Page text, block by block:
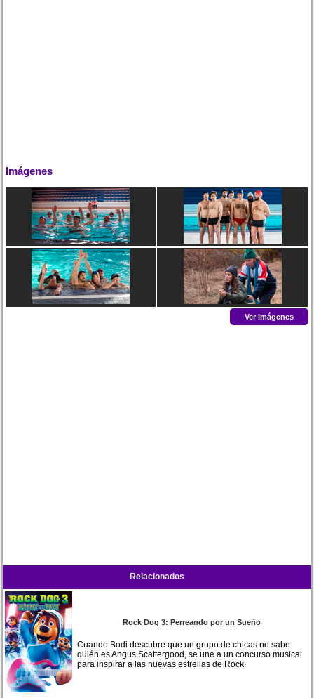
Imágenes
Ver Imágenes
Relacionados
Rock Dog 3: Perreando por un Sueño
Cuando Bodi descubre que un grupo de chicas no sabe
quién es Angus Scattergood, se une a un concurso musical
para inspirar a las nuevas estrellas de Rock.